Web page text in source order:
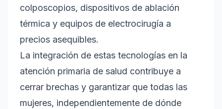
colposcopios, dispositivos de ablación
térmica y equipos de electrocirugía a
precios asequibles.
La integración de estas tecnologías en la
atención primaria de salud contribuye a
cerrar brechas y garantizar que todas las
mujeres, independientemente de dónde